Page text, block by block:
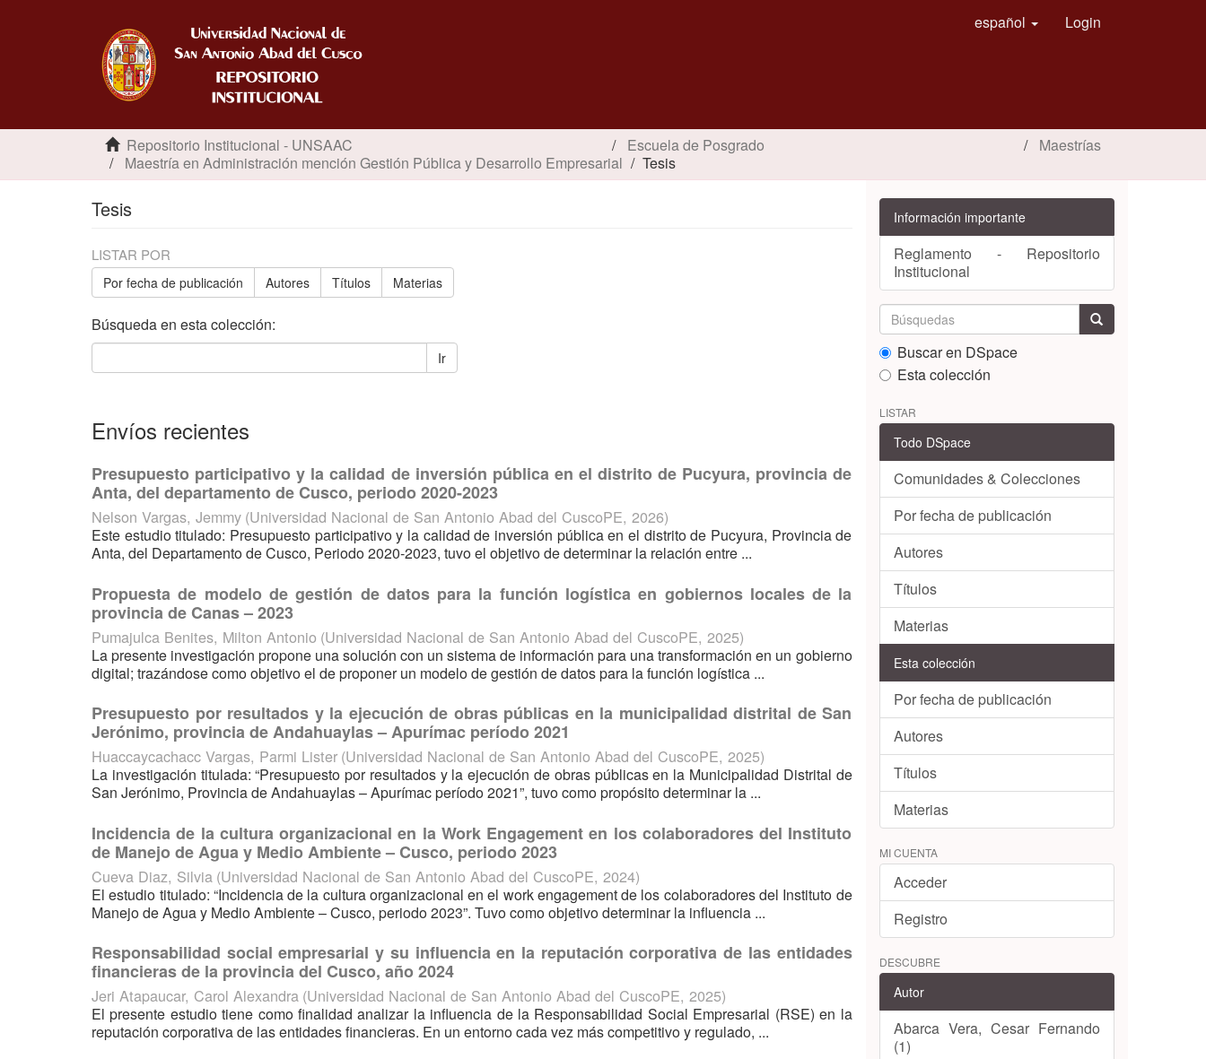
español Login
Repositorio Institucional - UNSAAC Escuela de Posgrado
Maestrías
Maestría en Administración mención Gestión Pública y Desarrollo Empresarial
Tesis
Tesis
LISTAR POR
Por fecha de publicación Autores Títulos Materias
Búsqueda en esta colección:
Ir
Envíos recientes
Presupuesto participativo y la calidad de inversión pública en el distrito de Pucyura, provincia de
Anta, del departamento de Cusco, periodo 2020-2023
Nelson Vargas, Jemmy (Universidad Nacional de San Antonio Abad del CuscoPE, 2026)
Este estudio titulado: Presupuesto participativo y la calidad de inversión pública en el distrito de Pucyura, Provincia de
Anta, del Departamento de Cusco, Periodo 2020-2023, tuvo el objetivo de determinar la relación entre ...
Propuesta de modelo de gestión de datos para la función logística en gobiernos locales de la
provincia de Canas – 2023
Pumajulca Benites, Milton Antonio (Universidad Nacional de San Antonio Abad del CuscoPE, 2025)
La presente investigación propone una solución con un sistema de información para una transformación en un gobierno
digital; trazándose como objetivo el de proponer un modelo de gestión de datos para la función logística ...
Presupuesto por resultados y la ejecución de obras públicas en la municipalidad distrital de San
Jerónimo, provincia de Andahuaylas – Apurímac período 2021
Huaccaycachacc Vargas, Parmi Lister (Universidad Nacional de San Antonio Abad del CuscoPE, 2025)
La investigación titulada: “Presupuesto por resultados y la ejecución de obras públicas en la Municipalidad Distrital de
San Jerónimo, Provincia de Andahuaylas – Apurímac período 2021”, tuvo como propósito determinar la ...
Incidencia de la cultura organizacional en la Work Engagement en los colaboradores del Instituto
de Manejo de Agua y Medio Ambiente – Cusco, periodo 2023
Cueva Diaz, Silvia (Universidad Nacional de San Antonio Abad del CuscoPE, 2024)
El estudio titulado: “Incidencia de la cultura organizacional en el work engagement de los colaboradores del Instituto de
Manejo de Agua y Medio Ambiente – Cusco, periodo 2023”. Tuvo como objetivo determinar la influencia ...
Responsabilidad social empresarial y su influencia en la reputación corporativa de las entidades
financieras de la provincia del Cusco, año 2024
Jeri Atapaucar, Carol Alexandra (Universidad Nacional de San Antonio Abad del CuscoPE, 2025)
El presente estudio tiene como finalidad analizar la influencia de la Responsabilidad Social Empresarial (RSE) en la
reputación corporativa de las entidades financieras. En un entorno cada vez más competitivo y regulado, ...
Información importante
Reglamento - Repositorio
Institucional
Buscar en DSpace
Esta colección
LISTAR
Todo DSpace
Comunidades & Colecciones
Por fecha de publicación
Autores
Títulos
Materias
Esta colección
Por fecha de publicación
Autores
Títulos
Materias
MI CUENTA
Acceder
Registro
DESCUBRE
Autor
Abarca Vera, Cesar Fernando
(1)